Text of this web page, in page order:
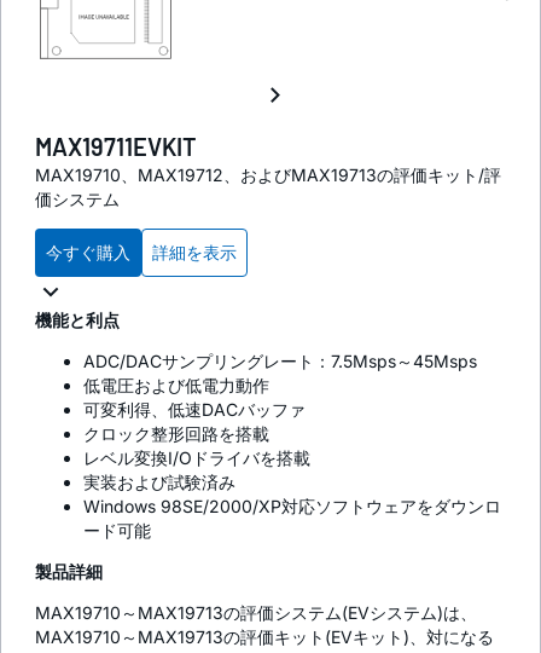
MAX19711EVKIT
MAX19710、MAX19712、およびMAX19713の評価キット/評
価システム
今すぐ購入 詳細を表示
機能と利点
ADC/DACサンプリングレート：7.5Msps～45Msps
低電圧および低電力動作
可変利得、低速DACバッファ
クロック整形回路を搭載
レベル変換I/Oドライバを搭載
実装および試験済み
Windows 98SE/2000/XP対応ソフトウェアをダウンロ
ード可能
製品詳細
MAX19710～MAX19713の評価システム(EVシステム)は、
MAX19710～MAX19713の評価キット(EVキット)、対になる